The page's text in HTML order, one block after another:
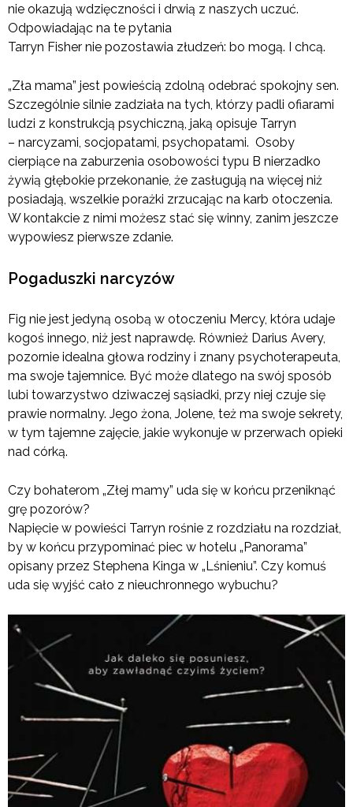
nie okazują wdzięczności i drwią z naszych uczuć.
Odpowiadając na te pytania
Tarryn Fisher nie pozostawia złudzeń: bo mogą. I chcą.
„Zła mama” jest powieścią zdolną odebrać spokojny sen.
Szczególnie silnie zadziała na tych, którzy padli ofiarami
ludzi z konstrukcją psychiczną, jaką opisuje Tarryn
– narcyzami, socjopatami, psychopatami. Osoby
cierpiące na zaburzenia osobowości typu B nierzadko
żywią głębokie przekonanie, że zasługują na więcej niż
posiadają, wszelkie porażki zrzucając na karb otoczenia.
W kontakcie z nimi możesz stać się winny, zanim jeszcze
wypowiesz pierwsze zdanie.
Pogaduszki narcyzów
Fig nie jest jedyną osobą w otoczeniu Mercy, która udaje
kogoś innego, niż jest naprawdę. Również Darius Avery,
pozornie idealna głowa rodziny i znany psychoterapeuta,
ma swoje tajemnice. Być może dlatego na swój sposób
lubi towarzystwo dziwaczej sąsiadki, przy niej czuje się
prawie normalny. Jego żona, Jolene, też ma swoje sekrety,
w tym tajemne zajęcie, jakie wykonuje w przerwach opieki
nad córką.
Czy bohaterom „Złej mamy” uda się w końcu przeniknąć
grę pozorów?
Napięcie w powieści Tarryn rośnie z rozdziału na rozdział,
by w końcu przypominać piec w hotelu „Panorama”
opisany przez Stephena Kinga w „Lśnieniu”. Czy komuś
uda się wyjść cało z nieuchronnego wybuchu?